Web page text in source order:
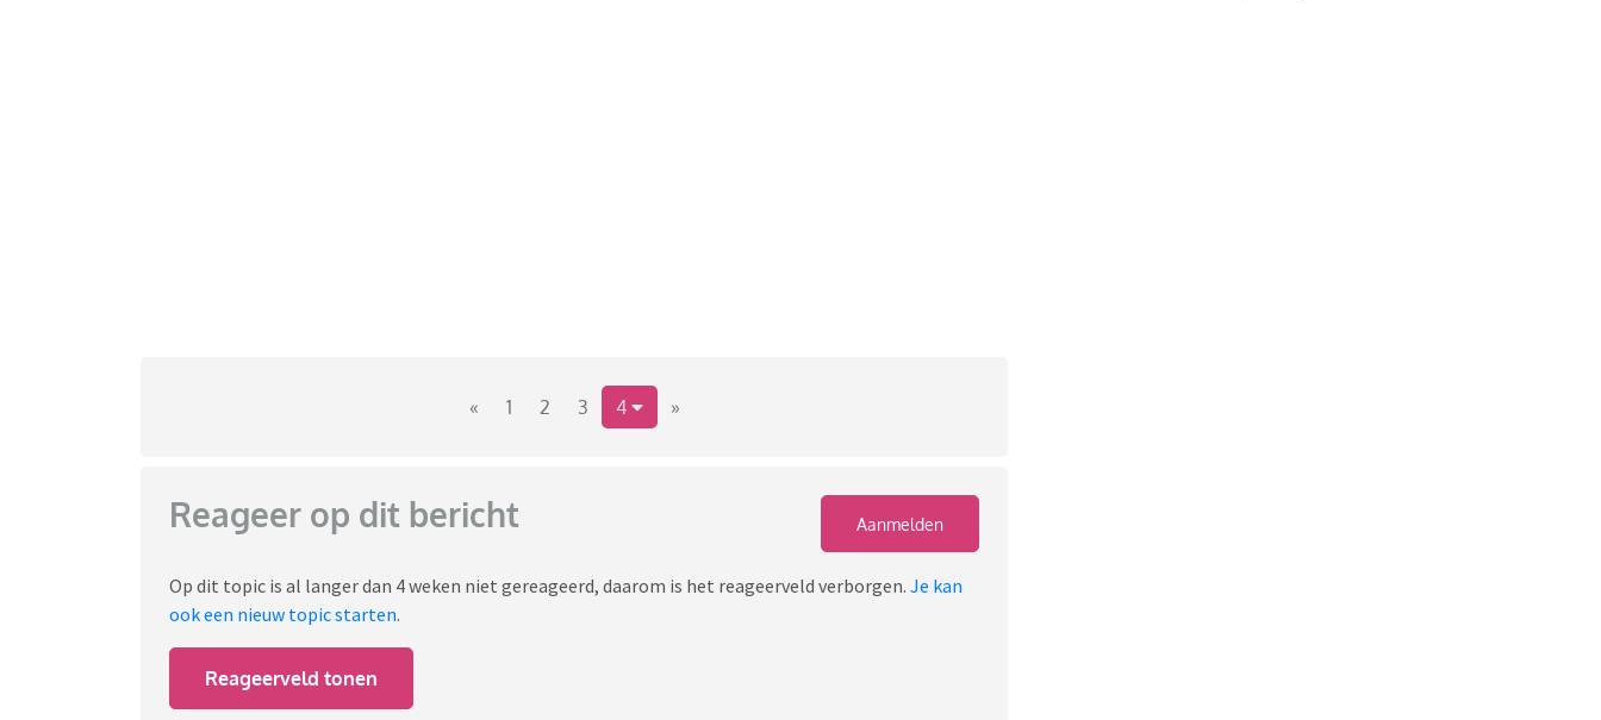
« 1 2 3 4 »
Reageer op dit bericht Aanmelden
Op dit topic is al langer dan 4 weken niet gereageerd, daarom is het reageerveld verborgen. Je kan
ook een nieuw topic starten.
Reageerveld tonen